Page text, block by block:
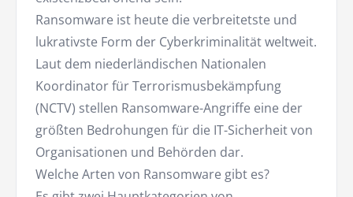
Ransomware ist heute die verbreitetste und
lukrativste Form der Cyberkriminalität weltweit.
Laut dem niederländischen Nationalen
Koordinator für Terrorismusbekämpfung
(NCTV) stellen Ransomware-Angriffe eine der
größten Bedrohungen für die IT-Sicherheit von
Organisationen und Behörden dar.
Welche Arten von Ransomware gibt es?